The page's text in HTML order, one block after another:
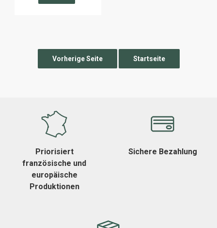
Priorisiert
französische und
europäische
Produktionen
Sichere Bezahlung